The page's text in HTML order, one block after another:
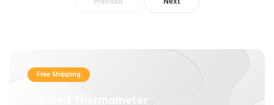
Free Shipping
Infrared Thermometer